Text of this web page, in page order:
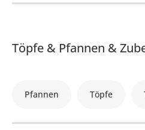
Töpfe & Pfannen &
Pfannen Töpfe